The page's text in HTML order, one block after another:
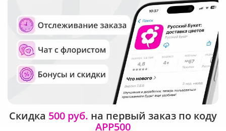
Общество с ограниченной ответственностью «Технология»
ОГРН: 1195476081745, ИНН: 5410081997
Юридический адрес: г. Новосибирск, ул. Ипподромская,
д.42, оф. 3
Рейтинг Русского букета в г. Москва
Скидка 500 руб. на первый заказ по коду
APP500